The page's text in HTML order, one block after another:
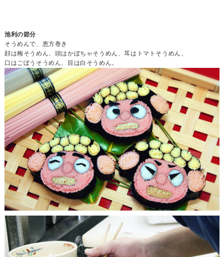
池利の節分
そうめんで、恵方巻き
顔は梅そうめん、頭はかぼちゃそうめん、耳はトマトそうめん、
口はごぼうそうめん、目は白そうめん。